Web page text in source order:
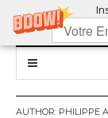
AUTHOR: PHILIPPE